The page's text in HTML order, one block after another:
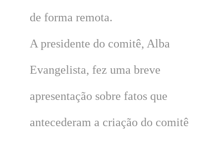
de forma remota.
A presidente do comitê, Alba
Evangelista, fez uma breve
apresentação sobre fatos que
antecederam a criação do comitê